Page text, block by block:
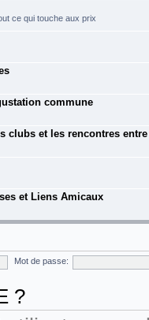
ce qui touche aux prix
commune
clubs et les rencontres
et Liens Amicaux
Mot de passe:
?